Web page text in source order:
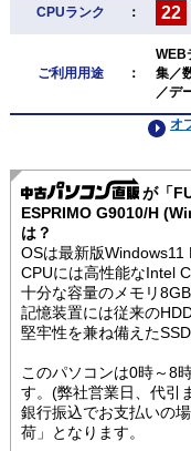
CPUランク ： 22
ご利用用途 ：
WEB
集／
／デ
オ
が「
ESPRIMO G9010/H
は？
OSは最新版Windows11
CPUには高性能なIntel
十分な容量のメモリ8GB
記憶装置には従来の
堅牢性を兼ね備えた
このパソコンは0時～8
す。(弊社営業日、代引
銀行振込でお支払いの
荷」となります。